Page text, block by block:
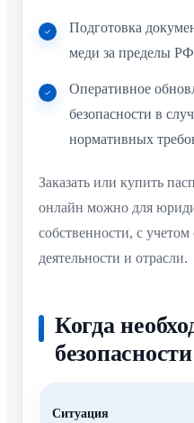
Подготовка
меди за пределы
Оперативное
безопасности в
нормативных
Заказать или купить
онлайн можно для
собственности, с
деятельности и отрасли.
Когда
Ситуация